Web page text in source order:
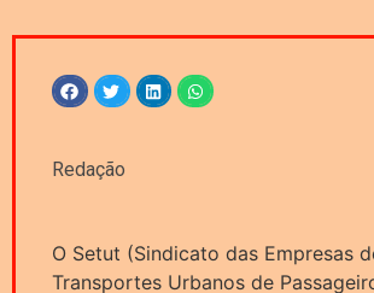
Redação
O Setut (Sindicato das Empresas
Transportes Urbanos de